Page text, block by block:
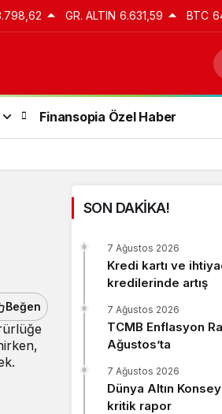
GR. ALTIN 6.631,59 BTC
Finansopia Özel Haber
Gündüz modunu seçin.
Gece Modu
Gece modunu seçin.
Sistem Modu
Sistem modunu seçin.
Beğen
SON DAKİKA!
Kredi kartı ve
kredilerinde artış
7 Ağustos 2026
TCMB Enflasyon
Ağustos’ta
7 Ağustos 2026
Dünya Altın
kritik rapor
7 Ağustos 2026